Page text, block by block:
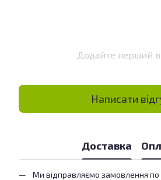
Додайте перший
Написати
Доставка
Ми відправляємо замовлення по